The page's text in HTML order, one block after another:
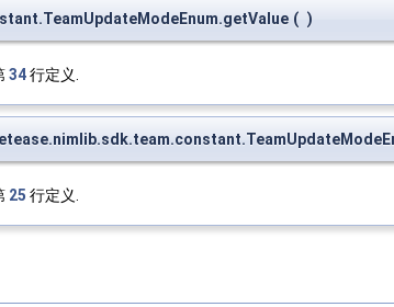
( )
34行定义.
25 行定义.